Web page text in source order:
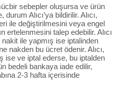
sebepler oluşursa ve ürün
Alıcı’ya bildirilir. Alıcı,
ile değiştirilmesini veya engel
ertelenmesini talep edebilir. Alıcı
ile yapmış ise iptalinden
nakden bu ücret ödenir. Alıcı,
ise ve iptal ederse, bu iptalden
bedeli bankaya iade edilir,
2-3 hafta içerisinde